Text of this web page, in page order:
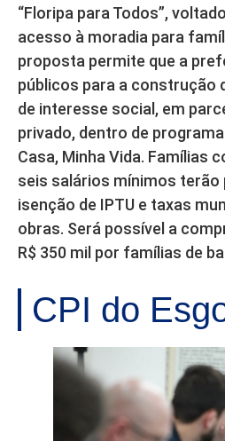
“Floripa para Todos”,
acesso à moradia para
proposta permite que a
públicos para a construção
de interesse social, em
privado, dentro de
Casa, Minha Vida. Famílias
seis salários mínimos terão
isenção de IPTU e taxas
obras. Será possível a
R$ 350 mil por famílias de
CPI do